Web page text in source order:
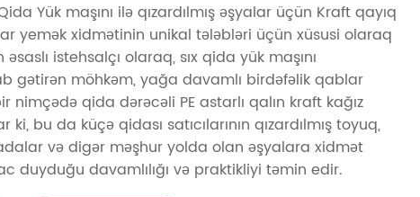
Yük maşını ilə qızardılmış əşyalar üçün Kraft qayıq
yemək xidmətinin unikal tələbləri üçün xüsusi olaraq
əsaslı istehsalçı olaraq, sıx qida yük maşını
gətirən möhkəm, yağa davamlı birdəfəlik qablar
nimçədə qida dərəcəli PE astarlı qalın kraft kağız
ki, bu da küçə qidası satıcılarının qızardılmış toyuq,
və digər məşhur yolda olan əşyalara xidmət
duyduğu davamlılığı və praktikliyi təmin edir.